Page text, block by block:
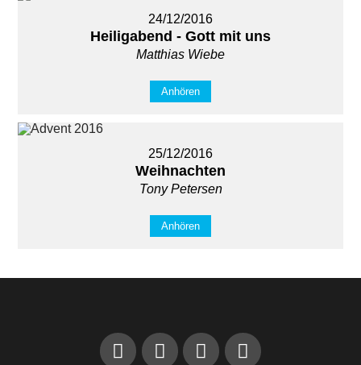
24/12/2016
Heiligabend - Gott mit uns
Matthias Wiebe
Anhören
25/12/2016
Weihnachten
Tony Petersen
Anhören